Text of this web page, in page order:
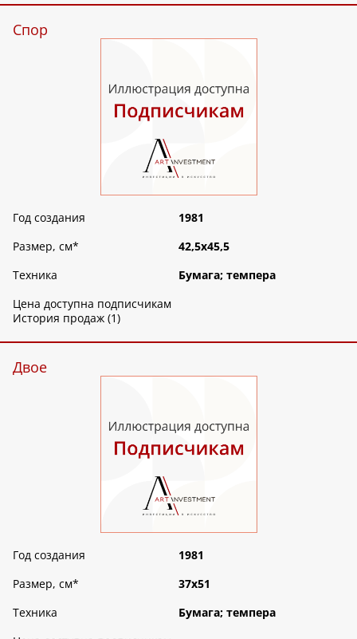
Спор
Год создания
1981
Размер, см*
42,5х45,5
Техника
Бумага; темпера
Цена доступна подписчикам
История продаж (1)
Двое
Год создания
1981
Размер, см*
37х51
Техника
Бумага; темпера